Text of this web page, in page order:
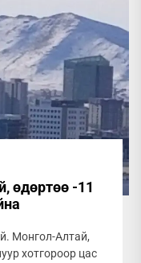
өдөртөө -11
Монгол-Алтай,
хотгороор цас